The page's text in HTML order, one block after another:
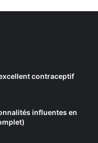
contraceptif
influentes en